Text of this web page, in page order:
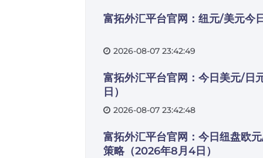
富拓外汇平台官网：纽元/美元今
2026-08-07 23:42:49
富拓外汇平台官网：今日美元/日
日）
2026-08-07 23:42:48
富拓外汇平台官网：今日纽盘欧
策略（2026年8月4日）